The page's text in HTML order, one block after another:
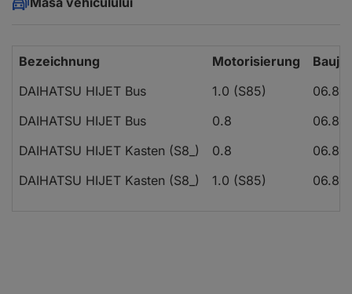
Bezeichnung Motorisierung
DAIHATSU HIJET Bus
1.0 (S85)
06.86
DAIHATSU HIJET Bus
0.8
06.86
DAIHATSU HIJET Kasten (S8_)
0.8
06.86
DAIHATSU HIJET Kasten (S8_)
1.0 (S85) 06.86